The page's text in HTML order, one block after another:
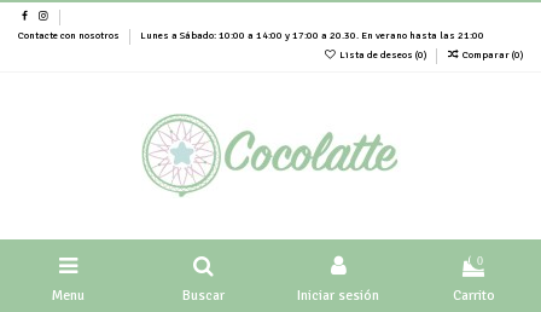
Contacte con nosotros
Lunes a Sábado: 10:00 a 14:00 y 17:00 a 20.30. En verano hasta las 21:00
Lista de deseos (0) Comparar (0)
Menu Buscar Iniciar sesión
0
Carrito